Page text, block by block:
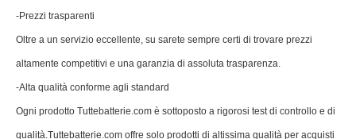
-Prezzi trasparenti
Oltre a un servizio eccellente, su sarete sempre certi di trovare prezzi
altamente competitivi e una garanzia di assoluta trasparenza.
-Alta qualità conforme agli standard
Ogni prodotto Tuttebatterie.com è sottoposto a rigorosi test di controllo e di
qualità.Tuttebatterie.com offre solo prodotti di altissima qualità per acquisti